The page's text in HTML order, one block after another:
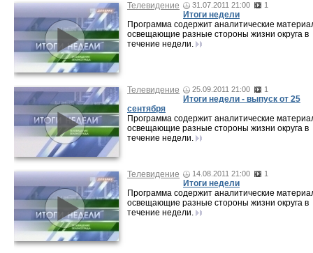
Телевидение 31.07.2011 21:00 1
Итоги недели
Программа содержит аналитические
освещающие разные стороны жизни округа в
течение недели.
Телевидение 25.09.2011 21:00 1
Итоги недели - выпуск от 25
сентября
Программа содержит аналитические
освещающие разные стороны жизни округа в
течение недели.
Телевидение 14.08.2011 21:00 1
Итоги недели
Программа содержит аналитические
освещающие разные стороны жизни округа в
течение недели.